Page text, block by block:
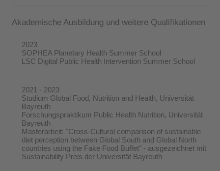
Akademische Ausbildung und weitere Qualifikationen
2023
SOPHEA Planetary Health Summer School
LSC Digital Public Health Intervention Summer School
2021 - 2023
Studium Global Food, Nutrition and Health, Universität
Bayreuth
Forschungspraktikum Public Health Nutrition, Universität
Bayreuth
Masterarbeit: "Cross-Cultural comparison of sustainable
diet perception between Global South and Global North
countries using the Fake Food Buffet" - ausgezeichnet mit
Sustainability Preis der Universität Bayreuth